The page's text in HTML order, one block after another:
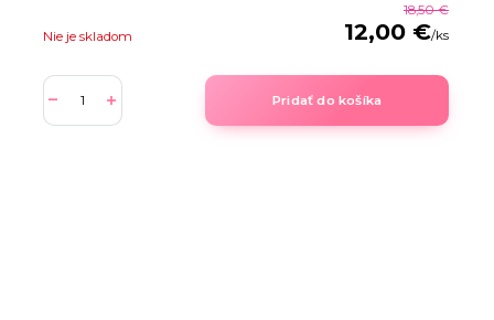
18,50 €
12,00 €/ks
Nie je skladom
Pridať do košíka